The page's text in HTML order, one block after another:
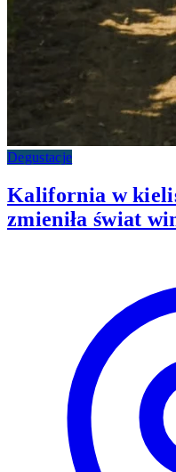
Degustacje
Kalifornia w
zmieniła świat